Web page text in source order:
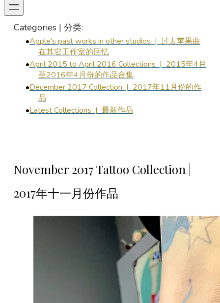
Categories | 分类:
Apple's past works in other studios | 过去苹果曲
在其它工作室的回忆
April 2015 to April 2016 Collections | 2015年4月
至2016年4月份的作品合集
December 2017 Collection | 2017年11月份的作
品
Latest Collections | 最新作品
November 2017 Tattoo Collection |
2017年十一月份作品